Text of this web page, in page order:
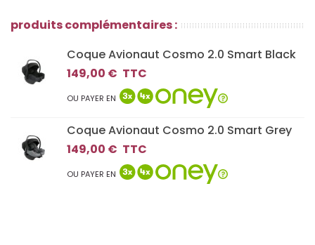
produits complémentaires :
Coque Avionaut Cosmo 2.0 Smart Black
149,00 € TTC
OU PAYER EN
Coque Avionaut Cosmo 2.0 Smart Grey
149,00 € TTC
OU PAYER EN